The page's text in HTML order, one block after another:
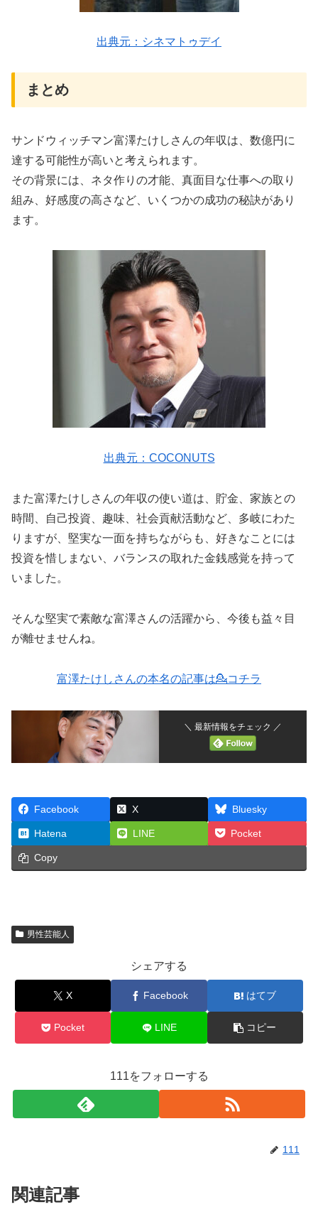
出典元：シネマトゥデイ
まとめ
サンドウィッチマン富澤たけしさんの年収は、数億円に
達する可能性が高いと考えられます。
その背景には、ネタ作りの才能、真面目な仕事への取り
組み、好感度の高さなど、いくつかの成功の秘訣があり
ます。
出典元：COCONUTS
また富澤たけしさんの年収の使い道は、貯金、家族との
時間、自己投資、趣味、社会貢献活動など、多岐にわた
りますが、堅実な一面を持ちながらも、好きなことには
投資を惜しまない、バランスの取れた金銭感覚を持って
いました。
そんな堅実で素敵な富澤さんの活躍から、今後も益々目
が離せませんね。
富澤たけしさんの本名の記事は💁コチラ
＼ 最新情報をチェック ／
Facebook X Bluesky
Hatena LINE Pocket
Copy
男性芸能人
シェアする
X Facebook はてブ
Pocket LINE コピー
111をフォローする
111
関連記事